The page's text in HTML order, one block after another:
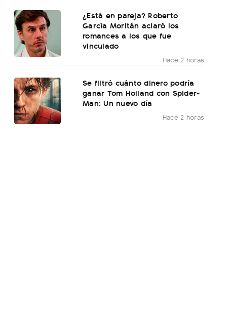
¿Está en pareja? Roberto
García Moritán aclaró los
romances a los que fue
vinculado
Hace 2 horas
Se filtró cuánto dinero podría
ganar Tom Holland con Spider-
Man: Un nuevo día
Hace 2 horas